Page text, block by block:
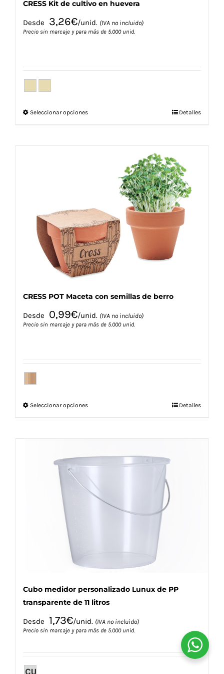
CRESS Kit de cultivo en huevera
Desde 3,26€/unid. (IVA no incluido)
Precio sin marcaje y para más de 5.000 unid.
Seleccionar opcionesEste
opciones
elegir
en
página
de
producto
Detalles
CRESS POT Maceta con semillas de berro
Desde 0,99€/unid. (IVA no incluido)
Precio sin marcaje y para más de 5.000 unid.
Seleccionar opcionesEste
se
pueden
elegir
Detalles
Cubo medidor personalizado Lunux de PP
transparente de 11 litros
Desde 1,73€/unid. (IVA no incluido)
Precio sin marcaje y para más de 5.000 unid.